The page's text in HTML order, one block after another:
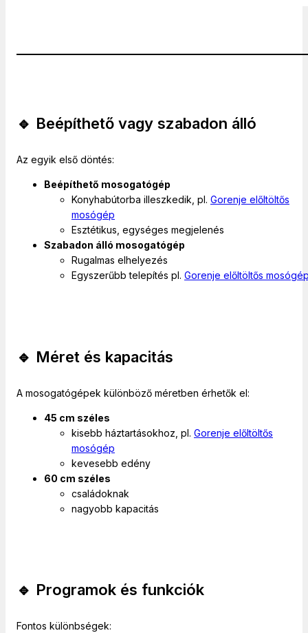
🔹 Beépíthető vagy szabadon álló
Az egyik első döntés:
Beépíthető mosogatógép
Konyhabútorba illeszkedik, pl. Gorenje előltöltős
mosógép
Esztétikus, egységes megjelenés
Szabadon álló mosogatógép
Rugalmas elhelyezés
Egyszerűbb telepítés pl. Gorenje előltöltős
🔹 Méret és kapacitás
A mosogatógépek különböző méretben érhetők el:
45 cm széles
kisebb háztartásokhoz, pl. Gorenje előltöltős
mosógép
kevesebb edény
60 cm széles
családoknak
nagyobb kapacitás
🔹 Programok és funkciók
Fontos különbségek: